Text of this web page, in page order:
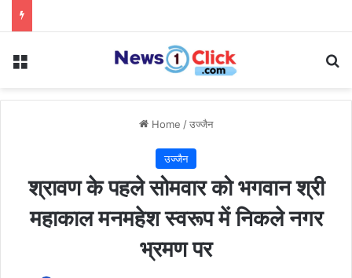
Menu
Home /उज्जैन
उज्जैन
श्रावण के पहले सोमवार को भगवान श्री
महाकाल मनमहेश स्वरूप में निकले नगर
भ्रमण पर